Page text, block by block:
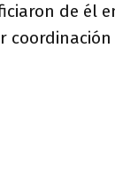
de él